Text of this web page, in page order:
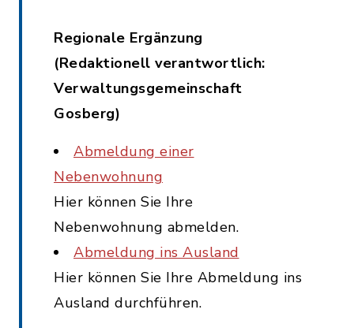
Regionale Ergänzung
(Redaktionell verantwortlich:
Verwaltungsgemeinschaft
Gosberg)
Abmeldung einer
Nebenwohnung
Hier können Sie Ihre
Nebenwohnung abmelden.
Abmeldung ins Ausland
Hier können Sie Ihre Abmeldung ins
Ausland durchführen.